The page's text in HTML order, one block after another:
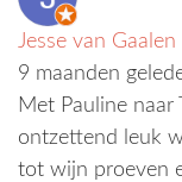
Jesse van Gaalen
9 maanden
Met Pauline naar
ontzettend leuk
tot wijn proeven